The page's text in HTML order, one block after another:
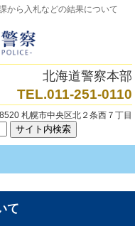
から入札などの結果について
北海道警察本部
TEL.011-251-0110
札幌市中央区北２条西７丁目
て